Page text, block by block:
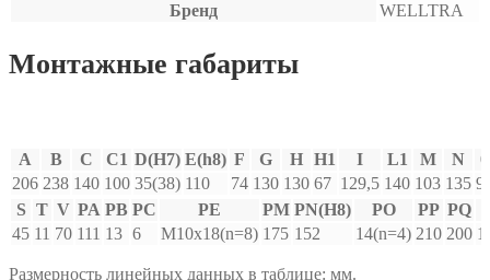
Бренд
WELLTRA
Монтажные габариты
A B C C1 D(H7) E(h8) F G H H1 I L1 M N
0
206 238 140 100 35(38) 110 74 130 130 67 129,5 140 103 135
S T V PA PB PC PE PM PN(H8) PO PP PQ
45 11 70 111 13 6 M10x18(n=8) 175 152 14(n=4) 210 200
Размерность линейных данных в таблице: мм.